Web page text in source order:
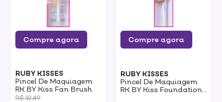
Compre agora
RUBY KISSES
Pincel De Maquiagem
RK BY Kiss Fan Brush
R$ 32,49
Compre agora
RUBY KISSES
Pincel De Maquiagem
RK BY Kiss Foundation